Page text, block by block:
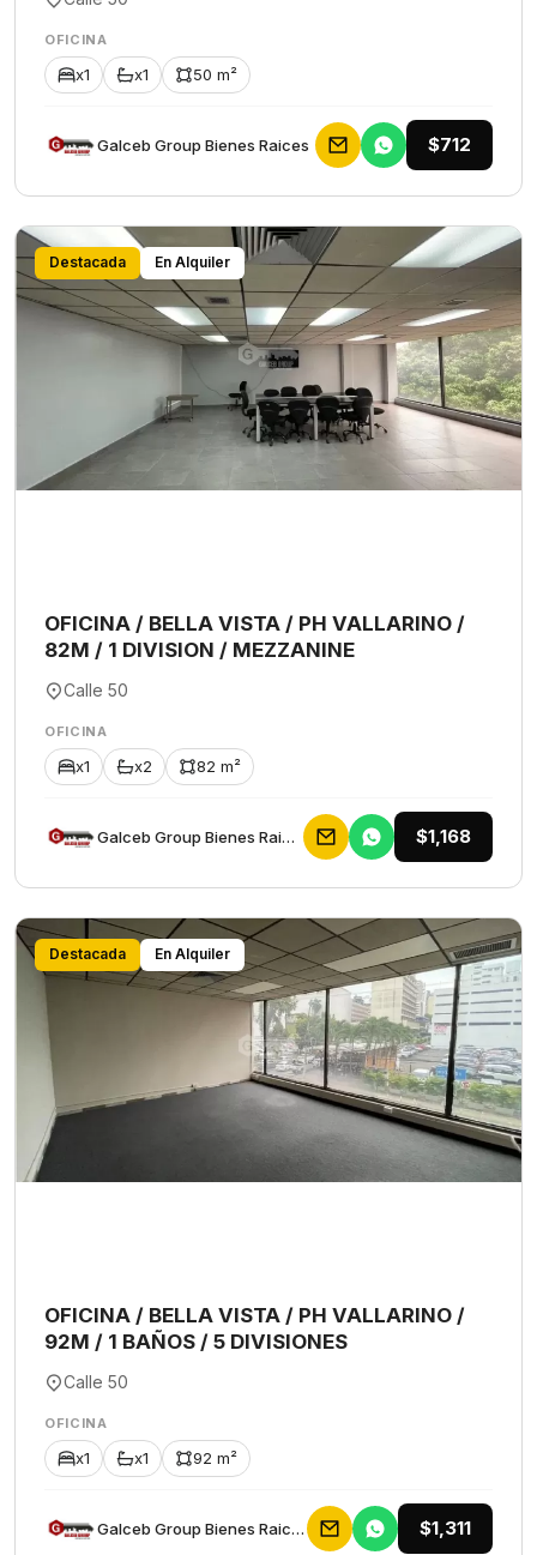
OFICINA
x1 x1 50 m²
Galceb Group Bienes Raices $712
Destacada En Alquiler
OFICINA / BELLA VISTA / PH VALLARINO /
82M / 1 DIVISION / MEZZANINE
Calle 50
OFICINA
x1 x2 82 m²
Galceb Group Bienes Raices $1,168
Destacada En Alquiler
OFICINA / BELLA VISTA / PH VALLARINO /
92M / 1 BAÑOS / 5 DIVISIONES
Calle 50
OFICINA
x1 x1 92 m²
Galceb Group Bienes Raices $1,311